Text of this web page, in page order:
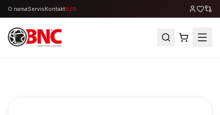
O namaServisKontaktB2B